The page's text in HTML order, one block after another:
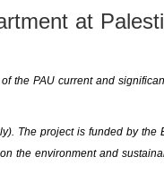
at
the PAU current and
The project is funded by
the environment and